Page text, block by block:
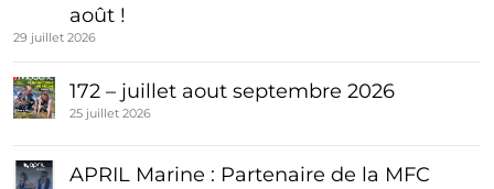
août !
29 juillet 2026
172 – juillet aout septembre 2026
25 juillet 2026
APRIL Marine : Partenaire de la MFC